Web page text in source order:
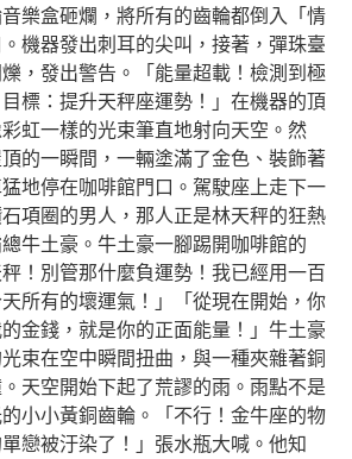
樂盒砸爛，將所有的齒輪都倒入「情
機器發出刺耳的尖叫，接著，彈珠臺
，發出警告。「能量超載！檢測到極
標：提升天秤座運勢！」在機器的頂
虹一樣的光束筆直地射向天空。然
的一瞬間，一輛塗滿了金色、裝飾著
地停在咖啡館門口。駕駛座上走下一
項圈的男人，那人正是林天秤的狂熱
牛土豪。牛土豪一腳踢開咖啡館的
！別管那什麼負運勢！我已經用一百
所有的壞運氣！」「從現在開始，你
金錢，就是你的正面能量！」牛土豪
束在空中瞬間扭曲，與一種夾雜著銅
天空開始下起了荒謬的雨。雨點不是
小小黃銅齒輪。「不行！金牛座的物
戀被汙染了！」張水瓶大喊。他知